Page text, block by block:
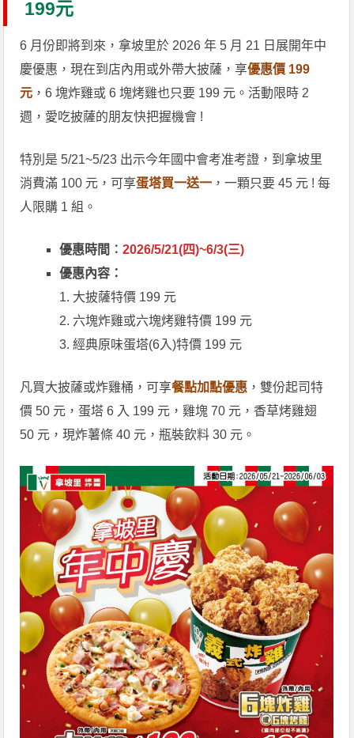
199元
6 月份即將到來，拿坡里於 2026 年 5 月 21 日展開年中
慶優惠，現在到店內用或外帶大披薩，享優惠價 199
元 ，6 塊炸雞或 6 塊烤雞也只要 199 元。活動限時 2
週，愛吃披薩的朋友快把握機會 !
特別是 5/21~5/23 出示今年國中會考准考證，到拿坡里
消費滿 100 元，可享蛋塔買一送一 ，一顆只要 45 元 ! 每
人限購 1 組。
優惠時間︰2026/5/21(四)~6/3(三)
優惠內容：
1. 大披薩特價 199 元
2. 六塊炸雞或六塊烤雞特價 199 元
3. 經典原味蛋塔(6入)特價 199 元
凡買大披薩或炸雞桶，可享餐點加點優惠 ，雙份起司特
價 50 元，蛋塔 6 入 199 元，雞塊 70 元，香草烤雞翅
50 元，現炸薯條 40 元，瓶裝飲料 30 元。